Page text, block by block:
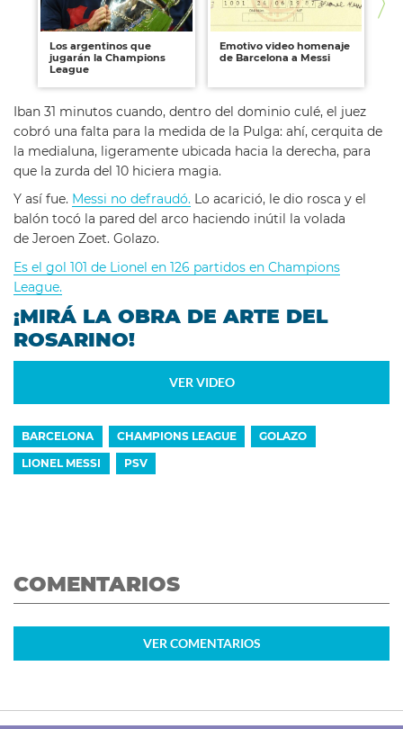
Los argentinos que
jugarán la Champions
League
Emotivo video homenaje
de Barcelona a Messi
Iban 31 minutos cuando, dentro del dominio culé, el juez
cobró una falta para la medida de la Pulga: ahí, cerquita de
la medialuna, ligeramente ubicada hacia la derecha, para
que la zurda del 10 hiciera magia.
Y así fue. Messi no defraudó. Lo acarició, le dio rosca y el
balón tocó la pared del arco haciendo inútil la volada
de Jeroen Zoet. Golazo.
Es el gol 101 de Lionel en 126 partidos en Champions
League.
¡MIRÁ LA OBRA DE ARTE DEL
ROSARINO!
VER VIDEO
BARCELONA CHAMPIONS LEAGUE GOLAZO
LIONEL MESSI PSV
COMENTARIOS
VER COMENTARIOS